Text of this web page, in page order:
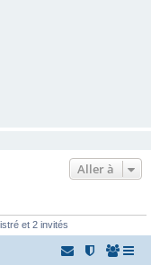
Aller à
et 2 invités